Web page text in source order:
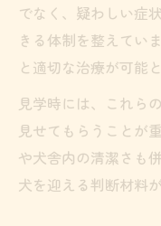
でなく、疑わしい症
きる体制を整えてい
と適切な治療が可能
見学時には、これら
見せてもらうことが
や犬舎内の清潔さも
犬を迎える判断材料